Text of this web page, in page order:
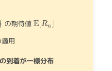
の期待値
E[R ]
用
到着が一様分布